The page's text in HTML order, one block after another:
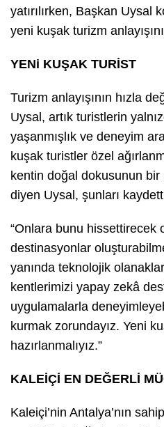
yatırılırken, Başkan Uysal
yeni kuşak turizm
YENi KUŞAK TURİST
Turizm anlayışının hızla
Uysal, artık turistlerin
yaşanmışlık ve deneyim
kuşak turistler özel
kentin doğal dokusunun bir
diyen Uysal, şunları
“Onlara bunu hissettirecek
destinasyonlar
yanında teknolojik
kentlerimizi yapay zekâ
uygulamalarla
kurmak zorundayız. Yeni
hazırlanmalıyız.”
KALEİÇİ EN DEĞERLİ
Kaleiçi’nin Antalya’nın